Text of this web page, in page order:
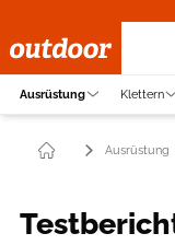
Ausrüstung Klettern
Ausrüstung